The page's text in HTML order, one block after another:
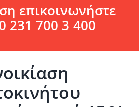
επικοινωνήστε
231 700 3 400